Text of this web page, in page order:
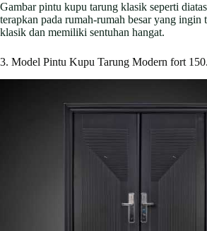
Gambar pintu kupu tarung klasik seperti
terapkan pada rumah-rumah besar yang ingin
klasik dan memiliki sentuhan hangat.
3. Model Pintu Kupu Tarung Modern fort